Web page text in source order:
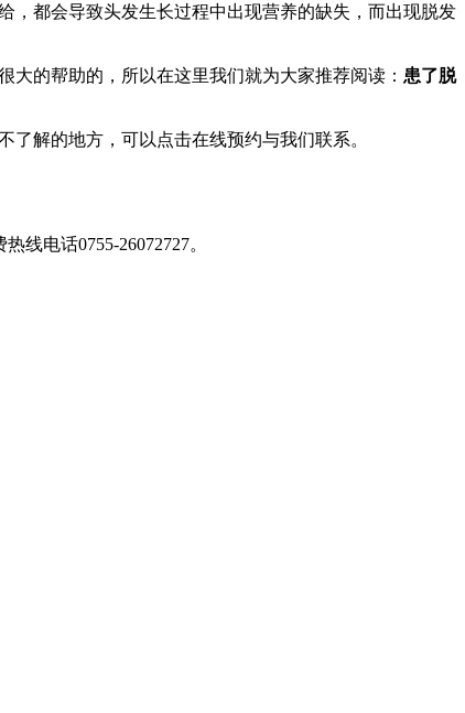
都会导致头发生长过程中出现营养的缺失，而出现脱发
的帮助的，所以在这里我们就为大家推荐阅读： 患了脱
解的地方，可以点击在线预约与我们联系。
热线电话0755-26072727。